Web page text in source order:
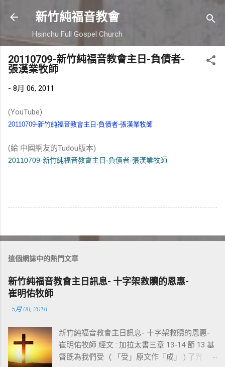
跳到主要內容
新竹純福音教會
Hsinchu Full Gospel Church
20110709-新竹純福音教會主日-負債者-
張漢業牧師
- 8月 06, 2011
(YouTube)
20110709-新竹純福音教會主日-負債者-張漢業牧師
(給 中國網友的Tudou版本)
20110709-新竹純福音教會主日-負債者-張漢業牧師
這個網誌中的熱門文章
新竹純福音教會主日訊息- 十字架救贖的恩惠-
崔明佑牧師
- 5月 08, 2018
新竹純福音教會主日訊息- 十字架救贖的恩惠-
崔明佑牧師 經文 : 加拉太書三章 13-14 節 13 基
督既為我們受 ( 「受」原文作「成」 ) 了咒